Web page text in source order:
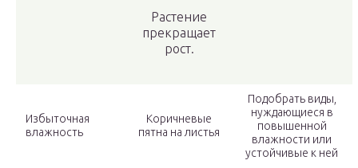
Растение
прекращает
рост.
Избыточная
влажность
Коричневые
пятна на листья
Подобрать виды,
нуждающиеся в
повышенной
влажности или
устойчивые к ней